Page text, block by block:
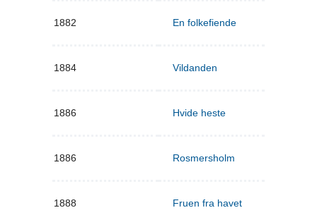
1882 En folkefiende
1884 Vildanden
1886 Hvide heste
1886 Rosmersholm
1888 Fruen fra havet